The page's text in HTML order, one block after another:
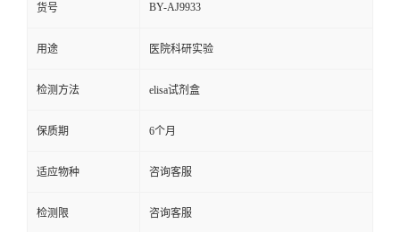
货号 BY-AJ9933
用途 医院科研实验
检测方法 elisa试剂盒
保质期 6个月
适应物种 咨询客服
检测限 咨询客服